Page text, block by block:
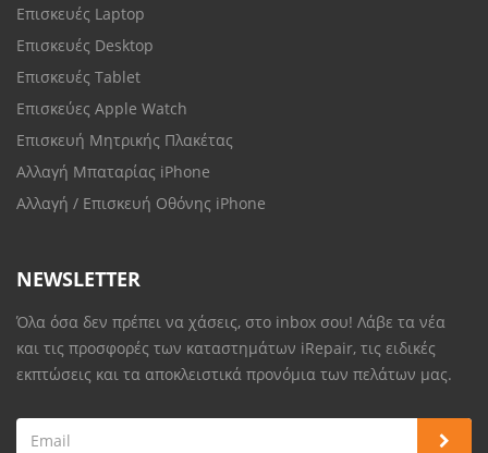
Επισκευές Laptop
Επισκευές Desktop
Επισκευές Tablet
Επισκεύες Apple Watch
Επισκευή Μητρικής Πλακέτας
Αλλαγή Μπαταρίας iPhone
Αλλαγή / Επισκευή Οθόνης iPhone
NEWSLETTER
Όλα όσα δεν πρέπει να χάσεις, στο inbox σου! Λάβε τα νέα
και τις προσφορές των καταστημάτων iRepair, τις ειδικές
εκπτώσεις και τα αποκλειστικά προνόμια των πελάτων μας.